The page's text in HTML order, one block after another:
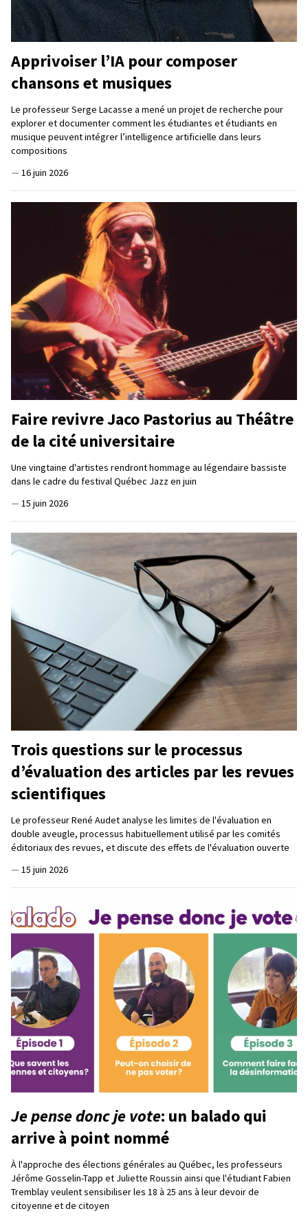
Apprivoiser l’IA pour composer
chansons et musiques
Le professeur Serge Lacasse a mené un projet de recherche pour
explorer et documenter comment les étudiantes et étudiants en
musique peuvent intégrer l’intelligence artificielle dans leurs
compositions
— 16 juin 2026
Faire revivre Jaco Pastorius au Théâtre
de la cité universitaire
Une vingtaine d'artistes rendront hommage au légendaire bassiste
dans le cadre du festival Québec Jazz en juin
— 15 juin 2026
Trois questions sur le processus
d’évaluation des articles par les revues
scientifiques
Le professeur René Audet analyse les limites de l'évaluation en
double aveugle, processus habituellement utilisé par les comités
éditoriaux des revues, et discute des effets de l'évaluation ouverte
— 15 juin 2026
Je pense donc je vote: un balado qui
arrive à point nommé
À l'approche des élections générales au Québec, les professeurs
Jérôme Gosselin-Tapp et Juliette Roussin ainsi que l'étudiant Fabien
Tremblay veulent sensibiliser les 18 à 25 ans à leur devoir de
citoyenne et de citoyen